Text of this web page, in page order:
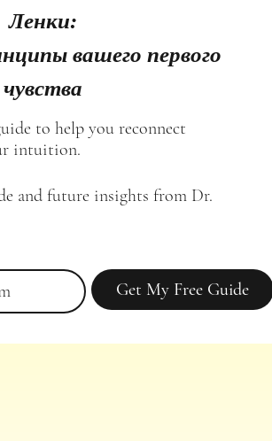
Ленки:
вашего первого
чувства
to help you reconnect
intuition.
and future insights from Dr.
Get My Free Guide